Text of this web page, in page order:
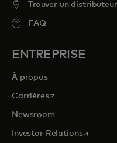
Trouver un
FAQ
ENTREPRISE
À propos
Carrièress’ouvre dans un
Newsroom
Investor Relationss’ouvre